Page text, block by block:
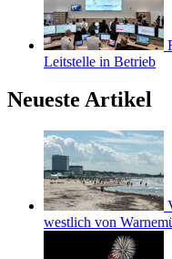
Leitstelle in Betrieb
Neueste Artikel
westlich von